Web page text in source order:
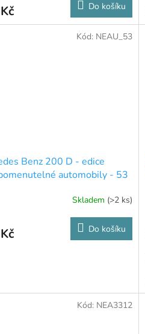
Do košíku
Benz 200 D - edice
automobily - 53
Skladem (>2 ks)
Do košíku
Kód: NEAU_53
Kód: NEA3312